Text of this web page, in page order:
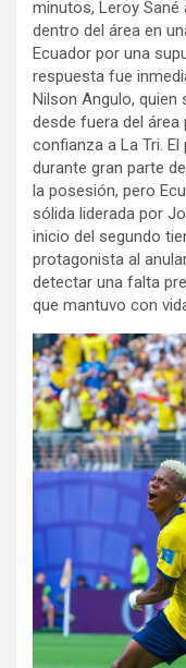
minutos, Leroy
dentro del área en
Ecuador por una
respuesta fue
Nilson Angulo,
desde fuera del área
confianza a La Tri.
durante gran parte
la posesión, pero
sólida liderada por
inicio del segundo
protagonista al
detectar una falta
que mantuvo con